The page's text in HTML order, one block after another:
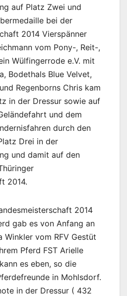
auf Platz Zwei und
bei der
2014 Vierspänner
vom Pony-, Reit-,
Wülfingerrode e.V. mit
Bodethals Blue Velvet,
Regenborns Chris kam
in der Dressur sowie auf
und dem
durch den
Drei in der
und damit auf den
2014.
2014
gab es von Anfang an
Winkler vom RFV Gestüt
Pferd FST Arielle
es eben, so die
in Mohlsdorf.
in der Dressur ( 432